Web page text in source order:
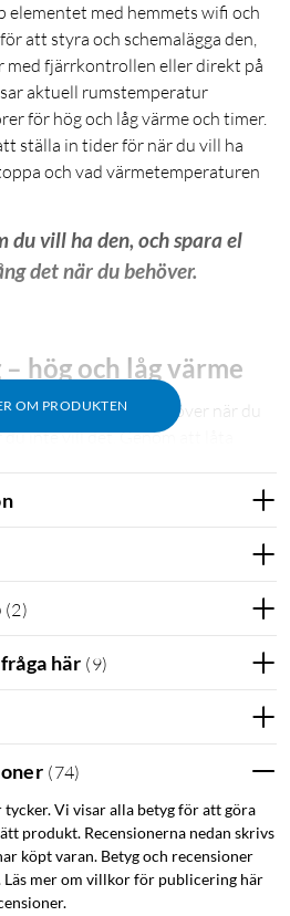
elementet med hemmets wifi och
att styra och schemalägga den,
med fjärrkontrollen eller direkt på
aktuell rumstemperatur
för hög och låg värme och timer.
ställa in tider för när du vill ha
och vad värmetemperaturen
OM PRODUKTEN
du vill ha den, och spara el
det när du behöver.
hög och låg värme
tar du kontrollen över när du
du inte vill det. Genom att låta
att snåla på komforten.
visar tydligt läge och temperatur
temperatur, ändra läge och
låter dig ta kontroll över
och låter dig ändra läge och
kan du välja din förinställda
(2)
här (9)
(74)
tycker. Vi visar alla betyg för att göra
produkt. Recensionerna nedan skrivs
köpt varan. Betyg och recensioner
Läs mer om villkor för publicering här